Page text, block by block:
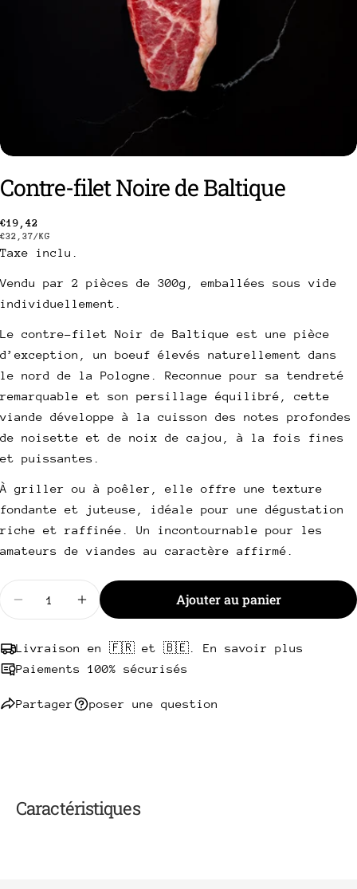
Contre-filet Noire de Baltique
Prix
habituel
€19,42
PRIX
UNITAIRE
€32,37/PAR
KG
Taxe inclu.
Vendu par 2 pièces de 300g, emballées sous vide
individuellement.
Le contre-filet Noir de Baltique est une pièce
d’exception, un boeuf élevés naturellement dans
le nord de la Pologne. Reconnue pour sa tendreté
remarquable et son persillage équilibré, cette
viande développe à la cuisson des notes profondes
de noisette et de noix de cajou, à la fois fines
et puissantes.
À griller ou à poêler, elle offre une texture
fondante et juteuse, idéale pour une dégustation
riche et raffinée. Un incontournable pour les
amateurs de viandes au caractère affirmé.
Diminuer la quantité pour Contre-filet Noire de
Augmenter la quantité pour Contre-filet
Ajouter au panier
Livraison en 🇫🇷 et 🇧🇪. En savoir plus
Paiements 100% sécurisés
Partager
Copie
sur
Facebook
sur
X
sur
Pinterest
poser une question
Votre
Votre
Votre
téléphone
Votre
Caractéristiques